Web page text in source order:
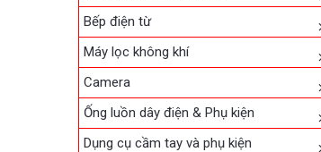
Bếp điện từ
Máy lọc không khí
Camera
Ống luồn dây điện & Phụ kiện
Dụng cụ cầm tay và phụ kiện